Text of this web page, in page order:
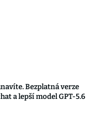
Bezplatná verze
a lepší model GPT-5.6